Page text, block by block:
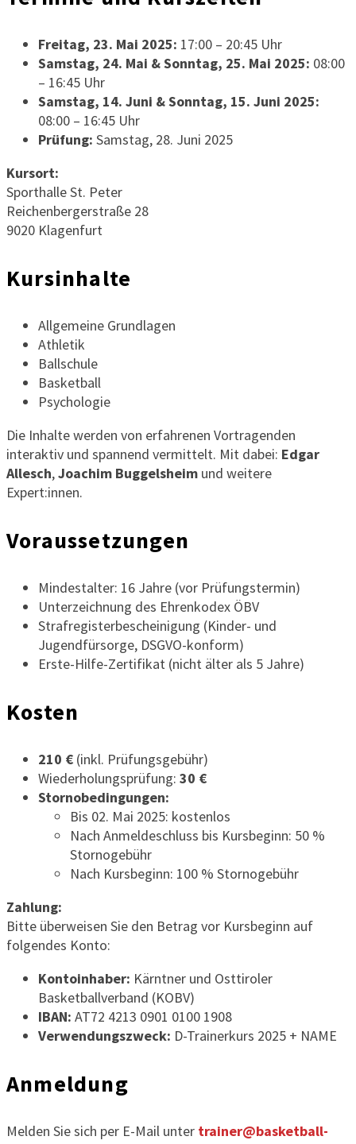
Freitag, 23. Mai 2025: 17:00 – 20:45 Uhr
Samstag, 24. Mai & Sonntag, 25. Mai 2025: 08:00
– 16:45 Uhr
Samstag, 14. Juni & Sonntag, 15. Juni 2025:
08:00 – 16:45 Uhr
Prüfung: Samstag, 28. Juni 2025
Kursort:
Sporthalle St. Peter
Reichenbergerstraße 28
9020 Klagenfurt
Kursinhalte
Allgemeine Grundlagen
Athletik
Ballschule
Basketball
Psychologie
Die Inhalte werden von erfahrenen Vortragenden
interaktiv und spannend vermittelt. Mit dabei: Edgar
Allesch,Joachim Buggelsheim und weitere
Expert:innen.
Voraussetzungen
Mindestalter: 16 Jahre (vor Prüfungstermin)
Unterzeichnung des Ehrenkodex ÖBV
Strafregisterbescheinigung (Kinder- und
Jugendfürsorge, DSGVO-konform)
Erste-Hilfe-Zertifikat (nicht älter als 5 Jahre)
Kosten
210 € (inkl. Prüfungsgebühr)
Wiederholungsprüfung: 30 €
Stornobedingungen:
Bis 02. Mai 2025: kostenlos
Nach Anmeldeschluss bis Kursbeginn: 50 %
Stornogebühr
Nach Kursbeginn: 100 % Stornogebühr
Zahlung:
Bitte überweisen Sie den Betrag vor Kursbeginn auf
folgendes Konto:
Kontoinhaber: Kärntner und Osttiroler
Basketballverband (KOBV)
IBAN: AT72 4213 0901 0100 1908
Verwendungszweck: D-Trainerkurs 2025 + NAME
Anmeldung
Melden Sie sich per E-Mail unter trainer@basketball-